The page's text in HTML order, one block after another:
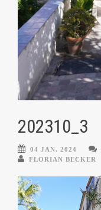
202310_3
04 JAN. 2024
FLORIAN BECKER